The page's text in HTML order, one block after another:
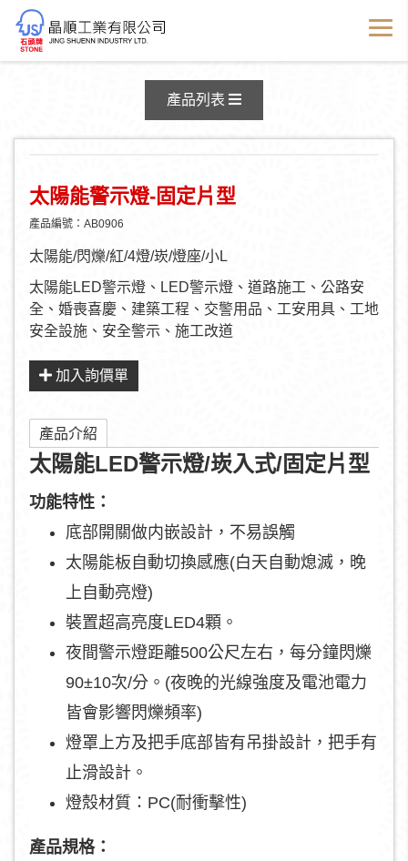
產品列表
太陽能警示燈-固定片型
產品編號：AB0906
太陽能/閃爍/紅/4燈/崁/燈座/小L
太陽能LED警示燈、LED警示燈、道路施工、公路安
全、婚喪喜慶、建築工程、交警用品、工安用具、工地
安全設施、安全警示、施工改道
加入詢價單
產品介紹
太陽能LED警示燈/崁入式/固定片型
功能特性：
底部開關做内嵌設計，不易誤觸
太陽能板自動切換感應(白天自動熄滅，晚
上自動亮燈)
裝置超高亮度LED4顆。
夜間警示燈距離500公尺左右，每分鐘閃爍
90±10次/分。(夜晚的光線強度及電池電力
皆會影響閃爍頻率)
燈罩上方及把手底部皆有吊掛設計，把手有
止滑設計。
燈殼材質：PC(耐衝擊性)
產品規格：